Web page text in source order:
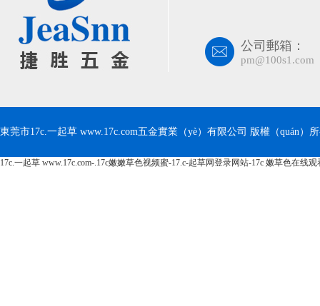
公司郵箱：
pm@100s1.com
東莞市17c.一起草 www.17c.com五金實業（yè）有限公司 版權（quán）
17c.一起草 www.17c.com-.17c嫩嫩草色视频蜜-17.c-起草网登录网站-17c 嫩草色在线观